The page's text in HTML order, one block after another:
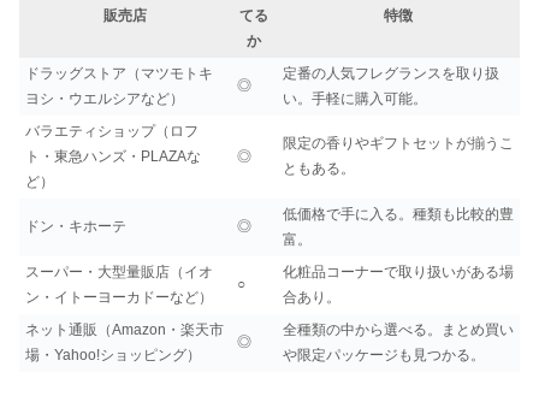
販売店
てる
か
特徴
ドラッグストア（マツモトキ
ヨシ・ウエルシアなど）
◎
定番の人気フレグランスを取り扱
い。手軽に購入可能。
バラエティショップ（ロフ
ト・東急ハンズ・PLAZAな
ど）
◎
限定の香りやギフトセットが揃うこ
ともある。
ドン・キホーテ ◎
低価格で手に入る。種類も比較的豊
富。
スーパー・大型量販店（イオ
ン・イトーヨーカドーなど）
○
化粧品コーナーで取り扱いがある場
合あり。
ネット通販（Amazon・楽天市
場・Yahoo!ショッピング）
◎
全種類の中から選べる。まとめ買い
や限定パッケージも見つかる。